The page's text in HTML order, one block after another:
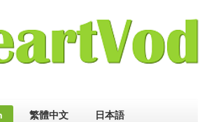
繁體中文 日本語